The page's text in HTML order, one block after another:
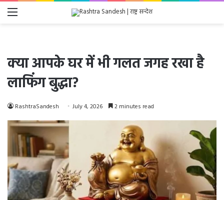
Menu
क्या आपके घर में भी गलत जगह रखा है
लाफिंग बुद्धा?
RashtraSandesh July 4, 2026 2 minutes read